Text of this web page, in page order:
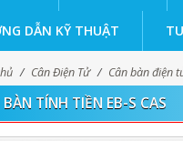
DẪN KỸ THUẬT
/ Cân Điện Tử / Cân bàn điện
BÀN TÍNH TIỀN EB-S CAS